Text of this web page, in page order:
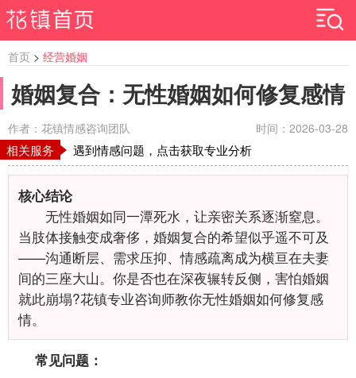
首页 > 经营婚姻
婚姻复合：无性婚姻如何修复感情
作者：花镇情感咨询团队 时间：2026-03-28
相关服务 遇到情感问题，点击获取专业分析
核心结论
无性婚姻如同一潭死水，让亲密关系逐渐窒息。
当肢体接触变成奢侈，婚姻复合的希望似乎遥不可及
——沟通断层、需求压抑、情感疏离成为横亘在夫妻
间的三座大山。你是否也在深夜辗转反侧，害怕婚姻
就此崩塌?花镇专业咨询师教你无性婚姻如何修复感
情。
常见问题：